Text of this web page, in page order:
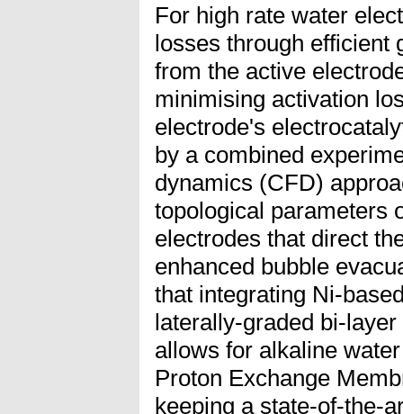
For high rate water
losses through efficient
from the active
minimising activation
electrode's
by a combined
dynamics (CFD)
topological parameters
electrodes that direct
enhanced bubble
that integrating Ni-
laterally-graded bi-
allows for alkaline
Proton Exchange
keeping a state-of-the-